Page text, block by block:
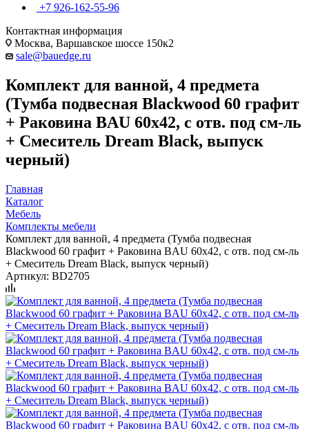
+7 926-162-55-96
Контактная информация
Москва, Варшавское шоссе 150к2
sale@bauedge.ru
Комплект для ванной, 4 предмета
(Тумба подвесная Blackwood 60 графит
+ Раковина BAU 60х42, с отв. под см-ль
+ Смеситель Dream Black, выпуск
черный)
Главная
Каталог
Мебель
Комплекты мебели
Комплект для ванной, 4 предмета (Тумба подвесная
Blackwood 60 графит + Раковина BAU 60х42, с отв. под см-ль
+ Смеситель Dream Black, выпуск черный)
Артикул: BD2705